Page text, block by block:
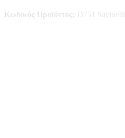
Κωδικός Προϊόντος: D751